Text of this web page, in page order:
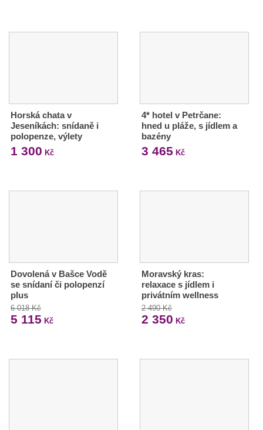
Horská chata v
Jeseníkách: snídaně i
polopenze, výlety
1 300 Kč
4* hotel v Petrčane:
hned u pláže, s jídlem a
bazény
3 465 Kč
Dovolená v Bašce Vodě
se snídaní či polopenzí
plus
6 018 Kč
5 115 Kč
Moravský kras:
relaxace s jídlem i
privátním wellness
2 490 Kč
2 350 Kč